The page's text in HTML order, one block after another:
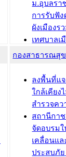
ม.อุบลรา
การรับฟั
ผังเมืองร
เทศบาลเ
โครงการ
เทศบาล
รับฟังคว
ผังเมือง
วารินชำ
เทศบาล
ซักซ้อมแ
ประโยช
กองสาธารณสุ
ลงพื้นที่แ
ใกล้เคียง
สำรวจค
สถานีกา
จัดอบรม
เคลื่อนแ
ประสบภั